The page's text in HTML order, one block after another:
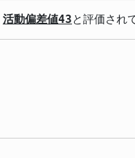
活動偏差値43と評価され